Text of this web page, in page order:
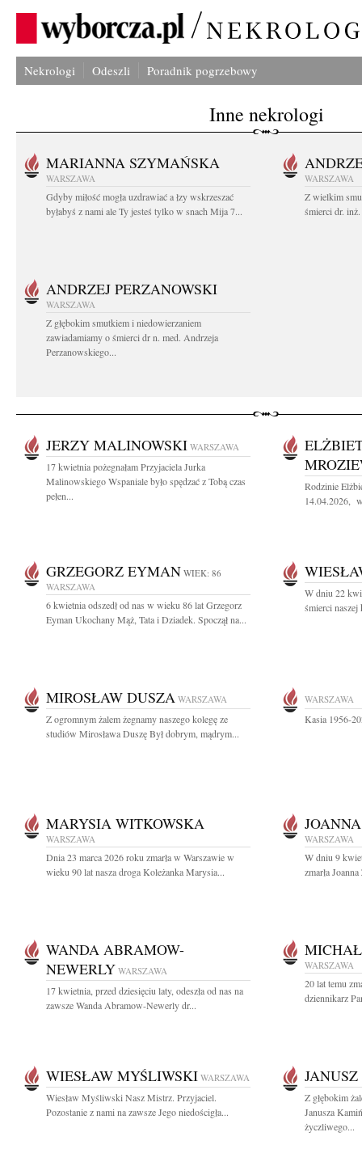
Nekrologi Odeszli Poradnik pogrzebowy
Inne nekrologi
MARIANNA SZYMAŃSKA
WARSZAWA
Gdyby miłość mogła uzdrawiać a łzy wskrzeszać
byłabyś z nami ale Ty jesteś tylko w snach Mija 7...
WARSZAWA
Z wielkim
śmierci dr.
ANDRZEJ PERZANOWSKI
WARSZAWA
Z głębokim smutkiem i niedowierzaniem
zawiadamiamy o śmierci dr n. med. Andrzeja
Perzanowskiego...
JERZY MALINOWSKI WARSZAWA
17 kwietnia pożegnałam Przyjaciela Jurka
Malinowskiego Wspaniale było spędzać z Tobą czas
pełen...
Rodzinie
14.04.2026,
GRZEGORZ EYMAN WIEK: 86
WARSZAWA
6 kwietnia odszedł od nas w wieku 86 lat Grzegorz
Eyman Ukochany Mąż, Tata i Dziadek. Spoczął na...
W dniu 22
śmierci
MIROSŁAW DUSZA WARSZAWA
Z ogromnym żalem żegnamy naszego kolegę ze
studiów Mirosława Duszę Był dobrym, mądrym...
WARSZAWA
Kasia 1956-
MARYSIA WITKOWSKA
WARSZAWA
Dnia 23 marca 2026 roku zmarła w Warszawie w
wieku 90 lat nasza droga Koleżanka Marysia...
WARSZAWA
W dniu 9
zmarła
WANDA ABRAMOW-
NEWERLY WARSZAWA
17 kwietnia, przed dziesięciu laty, odeszła od nas na
zawsze Wanda Abramow-Newerly dr...
WARSZAWA
20 lat temu
dziennikarz
WIESŁAW MYŚLIWSKI WARSZAWA
Wiesław Myśliwski Nasz Mistrz. Przyjaciel.
Pozostanie z nami na zawsze Jego niedościgła...
Z głębokim
Janusza
życzliwego...